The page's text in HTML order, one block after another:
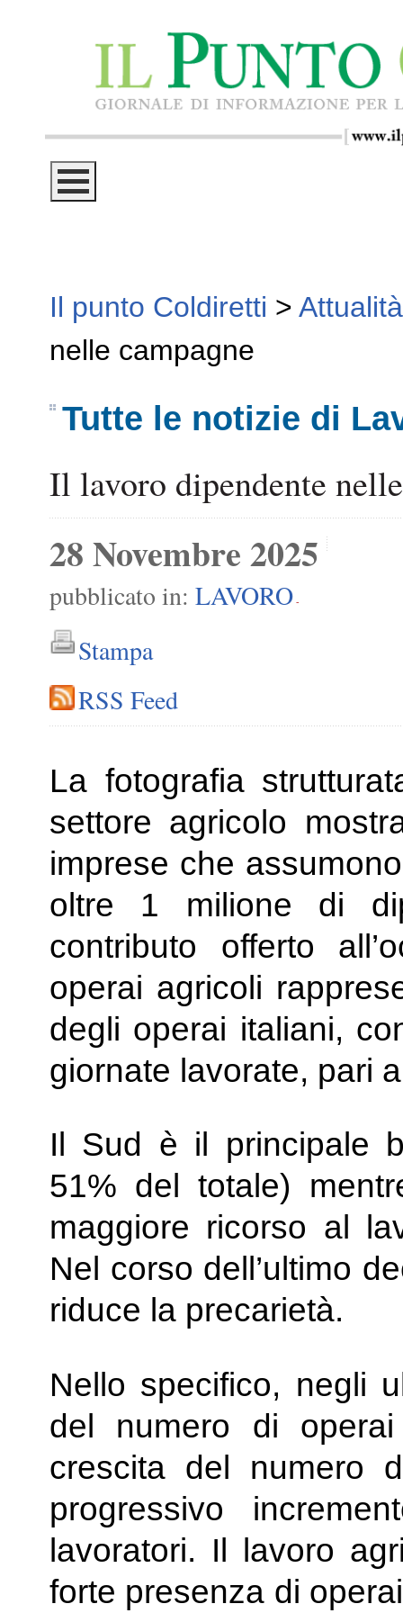
Il punto Coldiretti > Attualità
nelle campagne
Tutte le notizie di
Il lavoro dipendente
28 Novembre 2025
pubblicato in: LAVORO -
Stampa
RSS Feed
La fotografia
settore agricolo
imprese che
oltre 1 milione di
contributo offerto
operai agricoli
degli operai italiani,
giornate lavorate, pari
Il Sud è il principale
51% del totale)
maggiore ricorso al
Nel corso dell’ultimo
riduce la precarietà.
Nello specifico, negli
del numero di
crescita del numero
progressivo
lavoratori. Il lavoro
forte presenza di